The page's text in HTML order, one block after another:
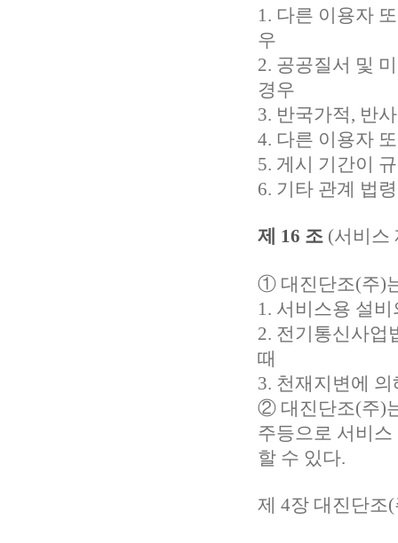
1. 다른 이용자
우
2. 공공질서 및
경우
3. 반국가적, 반
4. 다른 이용자
5. 게시 기간이
6. 기타 관계 법
제 16 조 (서비스
① 대진단조(주)
1. 서비스용 설
2. 전기통신사업
때
3. 천재지변에
② 대진단조(주)
주등으로 서비
할 수 있다.
제 4장 대진단조